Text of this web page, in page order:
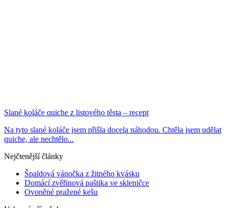
Slané koláče quiche z listového těsta – recept
Na tyto slané koláče jsem přišla docela náhodou. Chtěla jsem udělat
quiche, ale nechtělo...
Nejčtenější články
Špaldová vánočka z žitného kvásku
Domácí zvěřinová paštika ve skleničce
Ovoněné pražené kešu